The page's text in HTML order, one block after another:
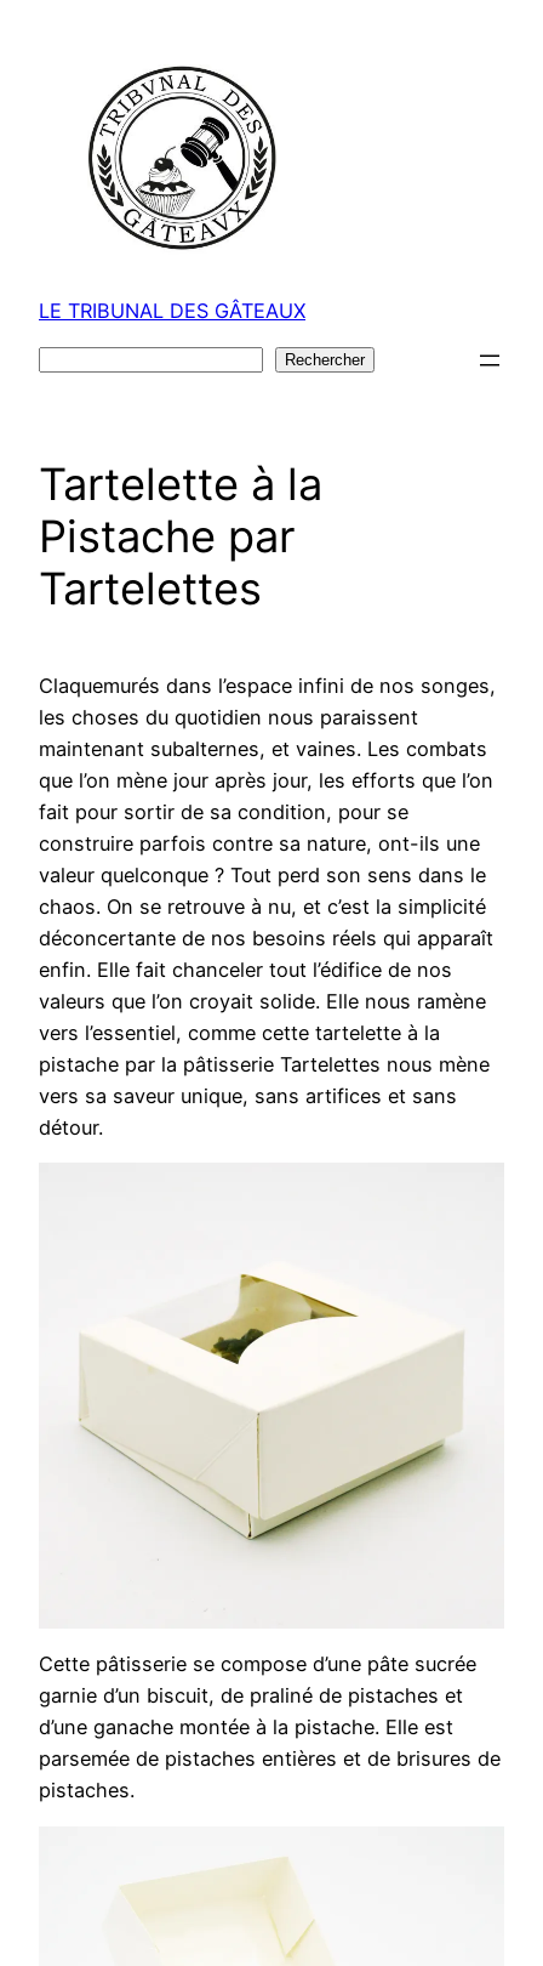
LE TRIBUNAL DES GÂTEAUX
Rechercher
Tartelette à la
Pistache par
Tartelettes
Claquemurés dans l’espace infini de nos songes,
les choses du quotidien nous paraissent
maintenant subalternes, et vaines. Les combats
que l’on mène jour après jour, les efforts que l’on
fait pour sortir de sa condition, pour se
construire parfois contre sa nature, ont-ils une
valeur quelconque ? Tout perd son sens dans le
chaos. On se retrouve à nu, et c’est la simplicité
déconcertante de nos besoins réels qui apparaît
enfin. Elle fait chanceler tout l’édifice de nos
valeurs que l’on croyait solide. Elle nous ramène
vers l’essentiel, comme cette tartelette à la
pistache par la pâtisserie Tartelettes nous mène
vers sa saveur unique, sans artifices et sans
détour.
Cette pâtisserie se compose d’une pâte sucrée
garnie d’un biscuit, de praliné de pistaches et
d’une ganache montée à la pistache. Elle est
parsemée de pistaches entières et de brisures de
pistaches.